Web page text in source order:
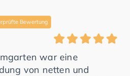
Bewertung
war eine
von netten und